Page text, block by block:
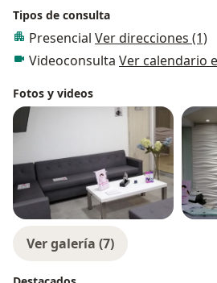
Tipos de consulta
Presencial Ver direcciones (1)
Videoconsulta Ver calendario
Fotos y videos
Ver galería (7)